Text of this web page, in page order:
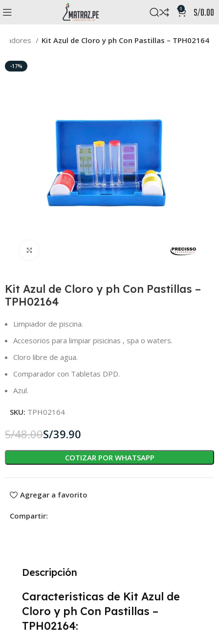
0 s/0.00
Kit Azul de Cloro y ph Con Pastillas – TPH02164
-17%
Kit Azul de Cloro y ph Con Pastillas –
TPH02164
Limpiador de piscina.
Accesorios para limpiar pisicinas , spa o waters.
Cloro libre de agua.
Comparador con Tabletas DPD.
Azul.
SKU: TPH02164
S/48.00S/39.90
COTIZAR POR WHATSAPP
Agregar a favorito
Compartir:
Descripción
Caracteristicas de Kit Azul de
Cloro y ph Con Pastillas –
TPH02164: